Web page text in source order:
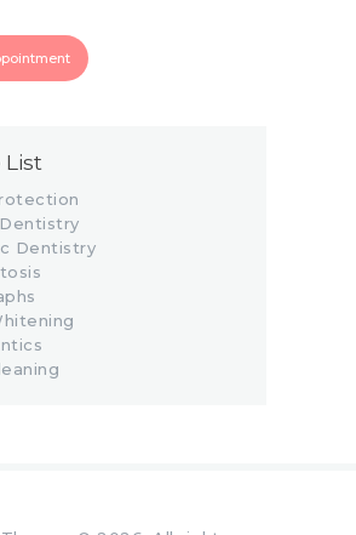
List
Dentistry